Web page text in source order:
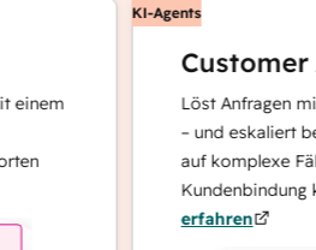
KI-Agents
Customer
Löst Anfragen mit
– und eskaliert bei
auf komplexe Fälle
Kundenbindung
erfahren